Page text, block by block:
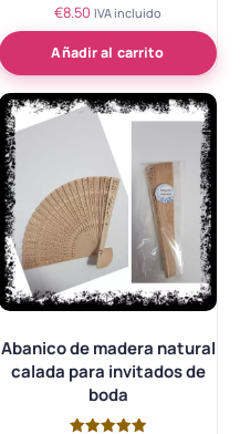
Valorado
de 5
€8.50 IVA incluido
Añadir al carrito
Abanico de madera natural
calada para invitados de
boda